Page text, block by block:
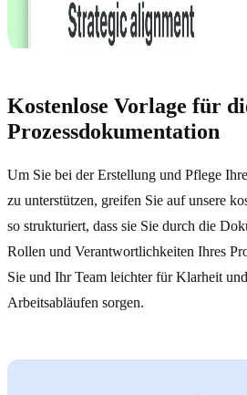
Kostenlose Vorlage für
Prozessdokumentation
Um Sie bei der Erstellung und Pflege
zu unterstützen, greifen Sie auf unsere
so strukturiert, dass sie Sie durch die
Rollen und Verantwortlichkeiten Ihres
Sie und Ihr Team leichter für Klarheit
Arbeitsabläufen sorgen.